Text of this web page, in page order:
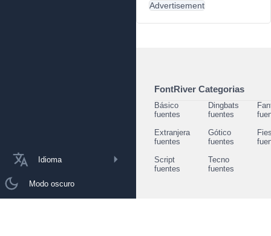
Idioma
Modo oscuro
Advertisement
FontRiver Categorias
Básico
fuentes
Dingbats
fuentes
Extranjera
fuentes
Gótico
fuentes
Script
fuentes
Tecno
fuentes